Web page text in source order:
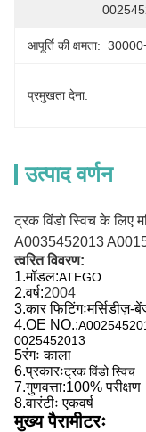
आपूर्ति की क्षमता:
प्रमुखता देना:
उत्पाद वर्णन
ट्रक विंडो स्विच के लिए
A0035452013
त्वरित विवरण:
1.मॉडल:ATEGO
2.वर्ष:2004
3.कार फिटिंगःमर्सिडीज़-
4.OE NO.:
0025452013
5रंगः काला
6.प्रकारःट्रक विंडो स्विच
7.गुणवत्ता:100% परीक्षण
8.वारंटीः एकवर्ष
मुख्य पैरामीटरः